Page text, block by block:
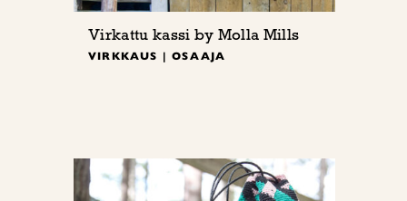
Virkattu kassi by Molla Mills
VIRKKAUS | OSAAJA